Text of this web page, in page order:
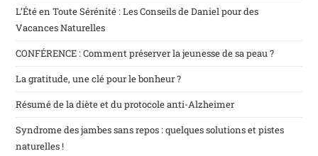
L’Été en Toute Sérénité : Les Conseils de Daniel pour des
Vacances Naturelles
CONFÉRENCE : Comment préserver la jeunesse de sa peau ?
La gratitude, une clé pour le bonheur ?
Résumé de la diète et du protocole anti-Alzheimer
Syndrome des jambes sans repos : quelques solutions et pistes
naturelles !